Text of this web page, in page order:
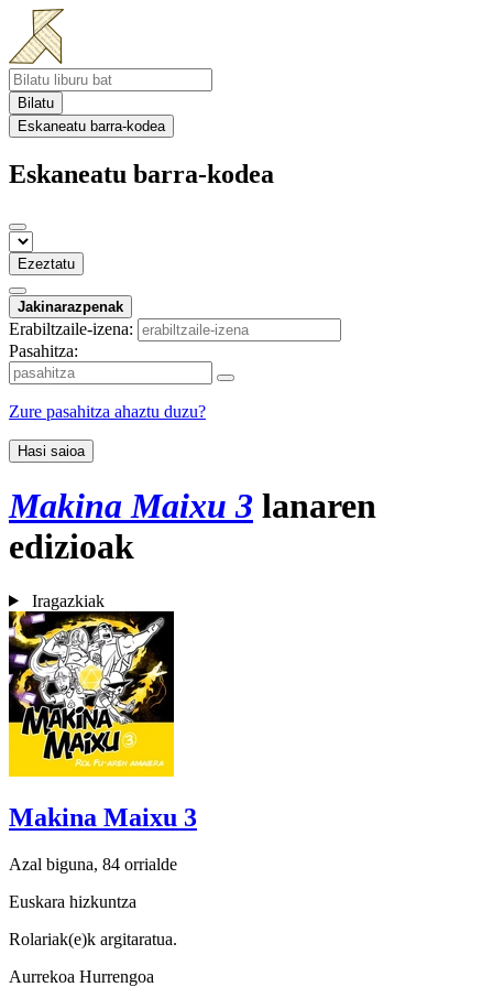
Bilatu
Eskaneatu barra-kodea
Eskaneatu barra-kodea
Ezeztatu
Jakinarazpenak
Erabiltzaile-izena:
Pasahitza:
Zure pasahitza ahaztu duzu?
Hasi saioa
Makina Maixu 3 lanaren
edizioak
Iragazkiak
Makina Maixu 3
Azal biguna, 84 orrialde
Euskara hizkuntza
Rolariak(e)k argitaratua.
Aurrekoa Hurrengoa